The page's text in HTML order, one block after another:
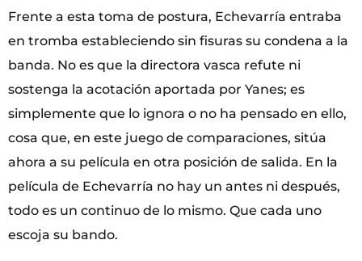
Frente a esta toma de postura, Echevarría entraba
en tromba estableciendo sin fisuras su condena a la
banda. No es que la directora vasca refute ni
sostenga la acotación aportada por Yanes; es
simplemente que lo ignora o no ha pensado en ello,
cosa que, en este juego de comparaciones, sitúa
ahora a su película en otra posición de salida. En la
película de Echevarría no hay un antes ni después,
todo es un continuo de lo mismo. Que cada uno
escoja su bando.